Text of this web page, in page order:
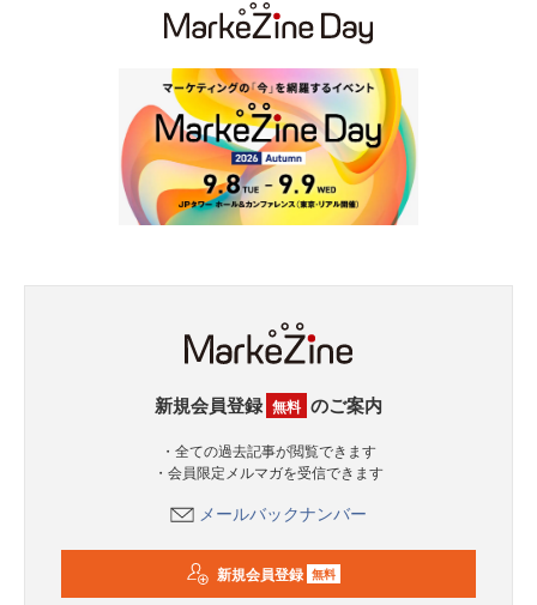
新規会員登録 無料 のご案内
・全ての過去記事が閲覧できます
・会員限定メルマガを受信できます
メールバックナンバー
新規会員登録 無料